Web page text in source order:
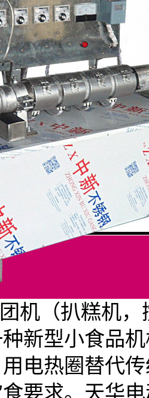
机（扒糕机
新型小食品
电热圈替代
要求。天华